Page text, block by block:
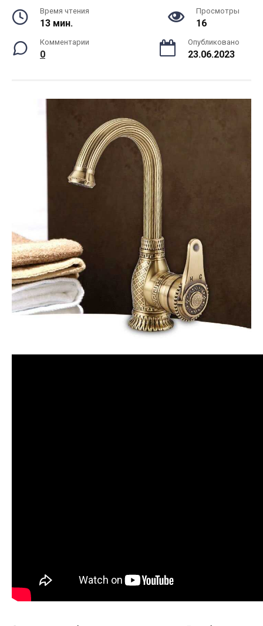
Время чтения
13 мин.
Просмотры
16
Комментарии
0
Опубликовано
23.06.2023